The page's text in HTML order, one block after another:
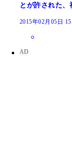
とが許された、
2015年02月05日